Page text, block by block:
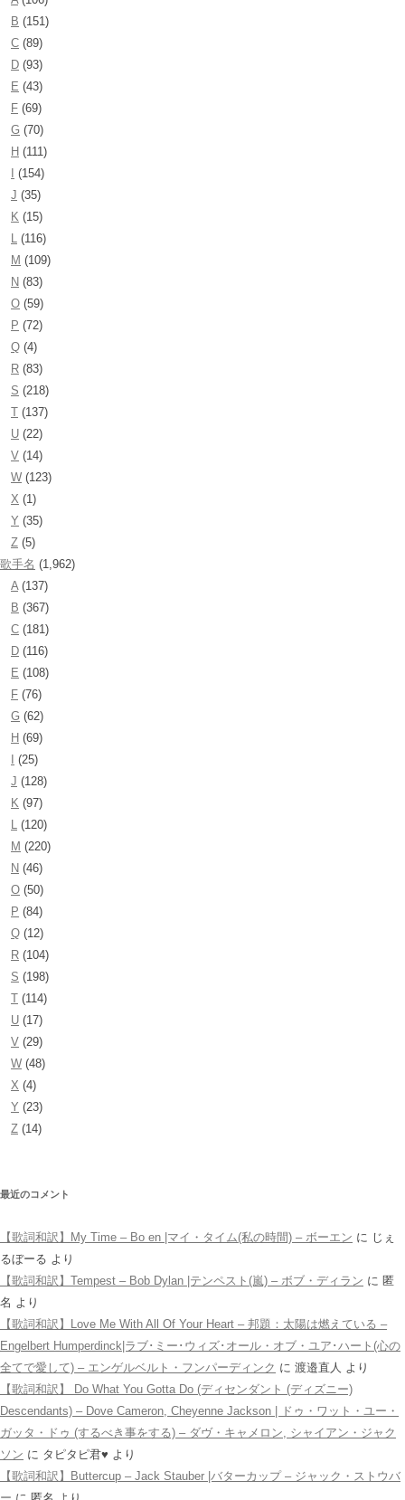
B (151)
C (89)
D (93)
E (43)
F (69)
G (70)
H (111)
(154)
J (35)
K (15)
L (116)
M (109)
N (83)
O (59)
P (72)
Q (4)
R (83)
S (218)
T (137)
U (22)
V (14)
W (123)
X (1)
Y (35)
Z (5)
歌手名 (1,962)
A(137)
B (367)
C (181)
D (116)
E (108)
F (76)
G (62)
H (69)
(25)
J (128)
K (97)
L (120)
M (220)
N (46)
O (50)
P (84)
Q (12)
R (104)
S (198)
T (114)
U (17)
V (29)
W (48)
X (4)
Y (23)
Z (14)
最近のコメント
【歌詞和訳】My Time – Bo en |マイ・タイム(私の時間) – ボーエン に じぇ
るぼーる より
【歌詞和訳】Tempest – Bob Dylan |テンペスト(嵐) – ボブ・ディラン に 匿
名 より
【歌詞和訳】Love Me With All Of Your Heart – 邦題：太陽は燃えている –
Engelbert Humperdinck|ラブ･ミー･ウィズ･オール・オブ・ユア･ハート(心の
全てで愛して) – エンゲルベルト・フンパーディンク に 渡邉直人 より
【歌詞和訳】 Do What You Gotta Do (ディセンダント (ディズニー)
Descendants) – Dove Cameron, Cheyenne Jackson | ドゥ・ワット・ユー・
ガッタ・ドゥ (するべき事をする) – ダヴ・キャメロン, シャイアン・ジャク
ソン に タピタピ君♥️ より
【歌詞和訳】Buttercup – Jack Stauber |バターカップ – ジャック・ストウバ